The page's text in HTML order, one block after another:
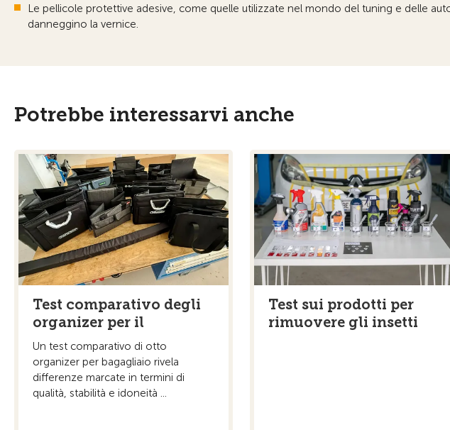
Le pellicole protettive adesive, come quelle utilizzate nel mondo del tuning e delle
danneggino la vernice.
Potrebbe interessarvi anche
Test comparativo degli
organizer per il
Un test comparativo di otto
organizer per bagagliaio rivela
differenze marcate in termini di
qualità, stabilità e idoneità ...
Test sui prodotti per
rimuovere gli insetti